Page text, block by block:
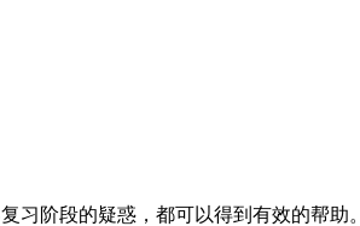
习阶段的疑惑，都可以得到有效的帮助。